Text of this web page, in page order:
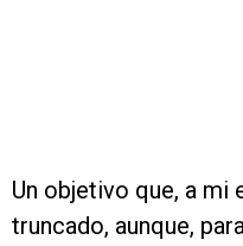
Un objetivo que, a mi
truncado, aunque,